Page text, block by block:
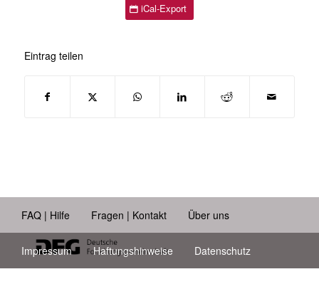
iCal-Export
Eintrag teilen
FAQ | Hilfe Fragen | Kontakt Über uns
Impressum Haftungshinweise Datenschutz